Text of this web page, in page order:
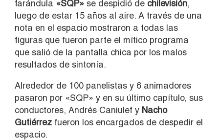
farándula «SQP» se despidió de chilevisión,
luego de estar 15 años al aire. A través de una
nota en el espacio mostraron a todas las
figuras que fueron parte el mítico programa
que salió de la pantalla chica por los malos
resultados de sintonía.
Alrededor de 100 panelistas y 6 animadores
pasaron por «SQP» y en su último capítulo, sus
conductores, Andrés Caniulef y Nacho
Gutiérrez fueron los encargados de despedir el
espacio.